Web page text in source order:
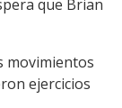
que Brian
movimientos
ejercicios